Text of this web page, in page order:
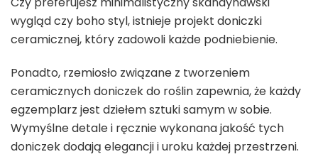
wygląd czy boho styl, istnieje projekt doniczki
ceramicznej, który zadowoli każde podniebienie.
Ponadto, rzemiosło związane z tworzeniem
ceramicznych doniczek do roślin zapewnia, że każdy
egzemplarz jest dziełem sztuki samym w sobie.
Wymyślne detale i ręcznie wykonana jakość tych
doniczek dodają elegancji i uroku każdej przestrzeni.